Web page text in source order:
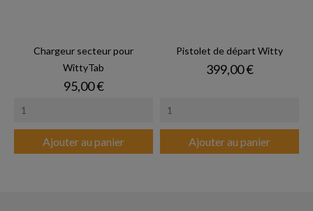
Chargeur secteur pour
WittyTab
Prix
95,00 €
Ajouter au panier
Pistolet de départ Witty
Prix
399,00 €
Ajouter au panier